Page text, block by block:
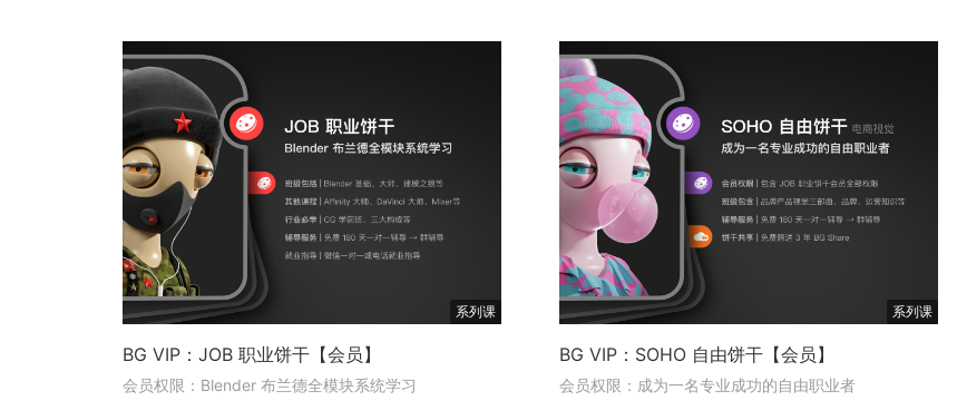
系列课
BG VIP：JOB 职业饼干【会员】
会员权限：Blender 布兰德全模块系统学习
系列课
BG VIP：SOHO 自由饼干【会员】
会员权限：成为一名专业成功的自由职业者